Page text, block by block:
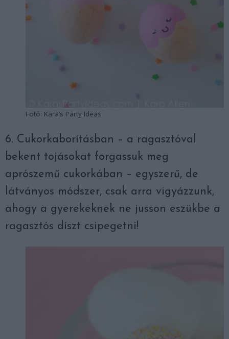
Fotó: Kara’s Party Ideas
6. Cukorkaborításban – a ragasztóval
bekent tojásokat forgassuk meg
aprószemű cukorkában – egyszerű, de
látványos módszer, csak arra vigyázzunk,
ahogy a gyerekeknek ne jusson eszükbe a
ragasztós díszt csipegetni!